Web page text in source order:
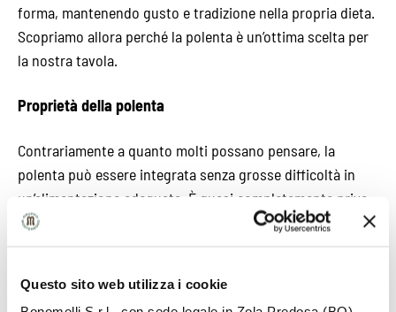
Questo sito web utilizza i cookie
forma, mantenendo gusto e tradizione nella propria dieta.
Scopriamo allora perché la polenta è un’ottima scelta per
la nostra tavola.
Proprietà della polenta
Contrariamente a quanto molti possano pensare, la
polenta può essere integrata senza grosse difficoltà in
un’alimentazione adeguata. È quasi completamente priva
di grassi saturi (meno del 2%), e contiene circa il 7% di
gradualmente, aiutando al tempo stesso a mantenere